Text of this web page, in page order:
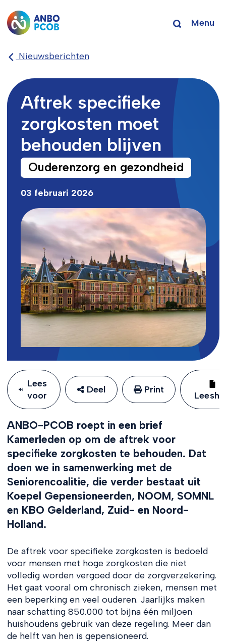
Menu
Nieuwsberichten
Aftrek specifieke
zorgkosten moet
behouden blijven
Ouderenzorg en gezondheid
03 februari 2026
Lees
voor
Deel Print
ANBO-PCOB roept in een brief
Kamerleden op om de aftrek voor
specifieke zorgkosten te behouden. Dat
doen we in samenwerking met de
Seniorencoalitie, die verder bestaat uit
Koepel Gepensioneerden, NOOM, SOMNL
en KBO Gelderland, Zuid- en Noord-
Holland.
De aftrek voor specifieke zorgkosten is bedoeld
voor mensen met hoge zorgkosten die niet
volledig worden vergoed door de zorgverzekering.
Het gaat vooral om chronisch zieken, mensen met
een beperking en veel ouderen. Jaarlijks maken
naar schatting 850.000 tot bijna één miljoen
huishoudens gebruik van deze regeling. Meer dan
de helft van hen is gepensioneerd.